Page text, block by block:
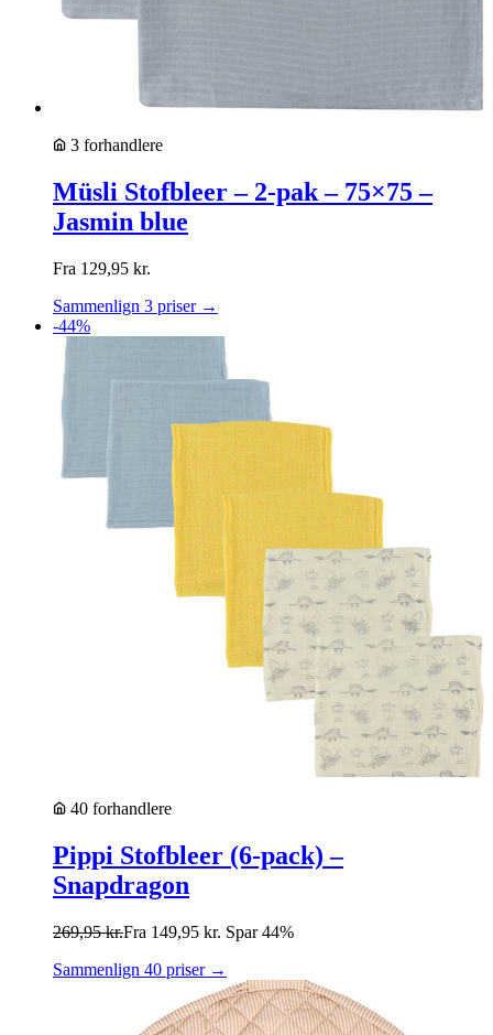
3 forhandlere
Müsli Stofbleer – 2-pak – 75×75 –
Jasmin blue
Fra 129,95 kr.
Sammenlign 3 priser →
-44%
40 forhandlere
Pippi Stofbleer (6-pack) –
Snapdragon
269,95kr.Fra 149,95 kr. Spar 44%
Sammenlign 40 priser →